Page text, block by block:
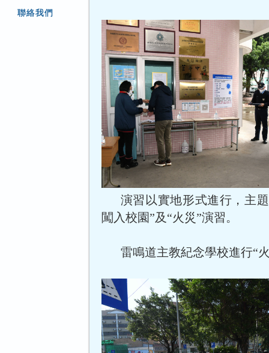
聯絡我們
演習以實地形式進行，主
闖入校園”及“火災”演習。
雷鳴道主教紀念學校進行“